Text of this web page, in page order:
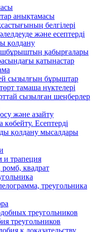
анықтамасы
белгілері
және есептерді
қолдану
қабырғалары
қатынастар
сызылғын бұрыштар
тамаша нүктелері
сызылған шеңберлер
және азайту
Есептерді
қолдану мысалдары
и трапеция
квадрат
треугольника
треугольников
треугольников
к доказательству